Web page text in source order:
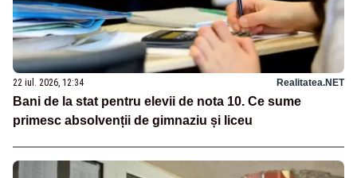
22 iul. 2026, 12:34 Realitatea.NET
Bani de la stat pentru elevii de nota 10. Ce sume
primesc absolvenții de gimnaziu și liceu